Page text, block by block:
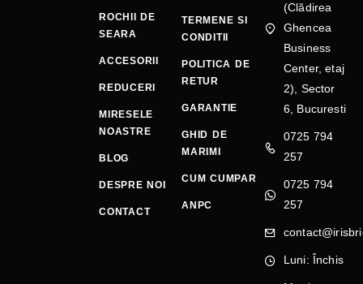
ROCHII DE
SEARA
ACCESORII
REDUCERI
MIRESELE
NOASTRE
BLOG
DESPRE NOI
CONTACT
TERMENE SI
CONDITII
POLITICA DE
RETUR
GARANTIE
GHID DE
MARIMI
CUM CUMPAR
ANPC
(Clădirea
Ghencea
Business
Center, etaj
2), Sector
6, Bucuresti
0725 794
257
0725 794
257
Luni: Închis